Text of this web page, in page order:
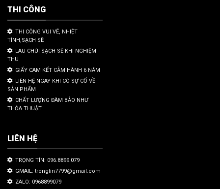
THI CÔNG
THI CÔNG VUI VẼ, NHIỆT
TÌNH,SẠCH SẼ
LAU CHÙI SẠCH SẼ KHI NGHIỆM
THU
GIẤY CAM KẾT CẢM HÀNH 6 NĂM
LIÊN HỆ NGAY KHI CÓ SỰ CỐ VỀ
SẢN PHẨM
CHẤT LƯỢNG ĐÀM BẢO NHƯ
THỎA THUẬT
LIÊN HỆ
TRỌNG TÍN: 096.8899.079
GMAIL: trongtin7799@gmail.com
ZALO: 0968899079